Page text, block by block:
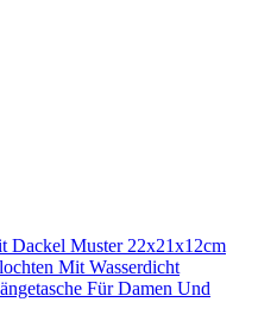
Dackel Muster 22x21x12cm
Mit Wasserdicht
Für Damen Und